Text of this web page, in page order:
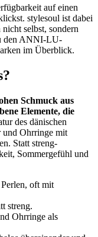
auf einen
stylesoul ist dabei
selbst, sondern
den ANNI-LU-
im Überblick.
Schmuck aus
Elemente, die
des dänischen
und Ohrringe mit
Statt streng-
Sommergefühl und
oft mit
streng.
Ohrringe als